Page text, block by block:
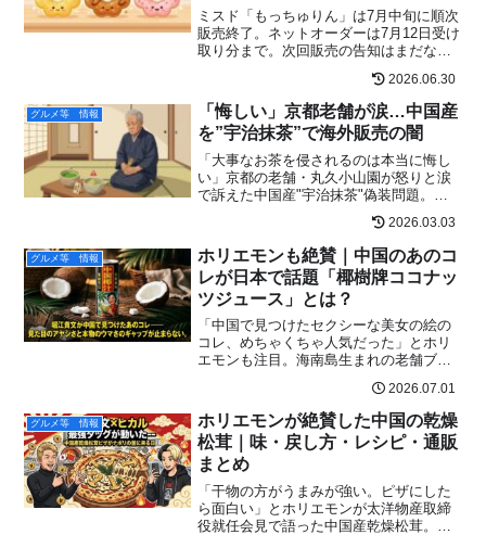
ミスド「もっちゅりん」は7月中旬に順次
販売終了。ネットオーダーは7月12日受け
取り分まで。次回販売の告知はまだな
2026.06.30
グルメ等 情報
「悔しい」京都老舗が涙…中国産
を”宇治抹茶”で海外販売の闇
「大事なお茶を侵されるのは本当に悔し
い」京都の老舗・丸久小山園が怒りと涙
で訴えた中国産"宇治抹茶"偽装問題。
2026年大阪高裁和解までの全真相と、
Amazonで騙されないための本物の見分け
方を完全解説します。
2026.03.03
グルメ等 情報
ホリエモンも絶賛｜中国のあのコ
レが日本で話題「椰樹牌ココナッ
ツジュース」とは？
「中国で見つけたセクシーな美女の絵の
コレ、めちゃくちゃ人気だった」とホリ
エモンも注目。海南島生まれの老舗ブラ
日本での入手法を徹底解説。 2026.07.01
グルメ等 情報
ホリエモンが絶賛した中国の乾燥
松茸｜味・戻し方・レシピ・通販
まとめ
「干物の方がうまみが強い。ピザにした
ら面白い」とホリエモンが太洋物産取締
役就任会見で語った中国産乾燥松茸。味